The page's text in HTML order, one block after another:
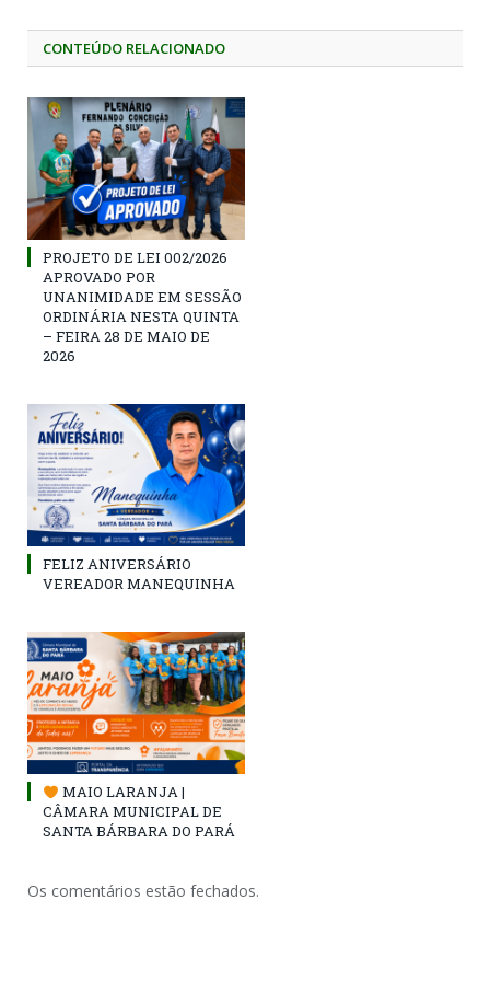
CONTEÚDO RELACIONADO
PROJETO DE LEI 002/2026
APROVADO POR
UNANIMIDADE EM SESSÃO
ORDINÁRIA NESTA QUINTA
– FEIRA 28 DE MAIO DE
2026
FELIZ ANIVERSÁRIO
VEREADOR MANEQUINHA
MAIO LARANJA |
CÂMARA MUNICIPAL DE
SANTA BÁRBARA DO PARÁ
Os comentários estão fechados.